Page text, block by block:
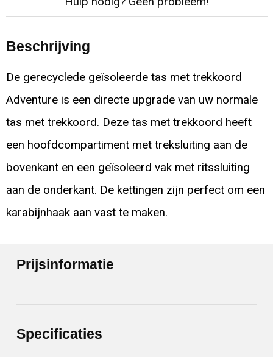
Beschrijving
De gerecyclede geïsoleerde tas met trekkoord
Adventure is een directe upgrade van uw normale
tas met trekkoord. Deze tas met trekkoord heeft
een hoofdcompartiment met treksluiting aan de
bovenkant en een geïsoleerd vak met ritssluiting
aan de onderkant. De kettingen zijn perfect om een
karabijnhaak aan vast te maken.
Prijsinformatie
Specificaties